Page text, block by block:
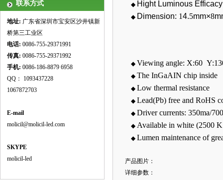
联系方式
地址: 广东省深圳市宝安区沙井镇新
桥第三工业区
电话: 0086-755-29371991
传真: 0086-755-29371992
手机: 0086-186-8879 6958
QQ： 1093437228
1067872703
E-mail
molicil@molicil-led.com
SKYPE
molicil-led
◆ Hight Luminous
◆ Dimension: 14.5mm×8
◆ Viewing angle: X:60 Y:1
◆ The InGaAIN chip inside
◆ Low thermal resistance
◆ Lead(Pb) free and RoHS
◆ Driver currents: 350ma/
◆ Available in white (2500
◆ Lumen maintenance of
产品图片：
详细参数：